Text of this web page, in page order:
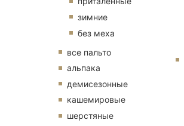
зимние
без меха
все пальто
альпака
демисезонные
кашемировые
шерстяные